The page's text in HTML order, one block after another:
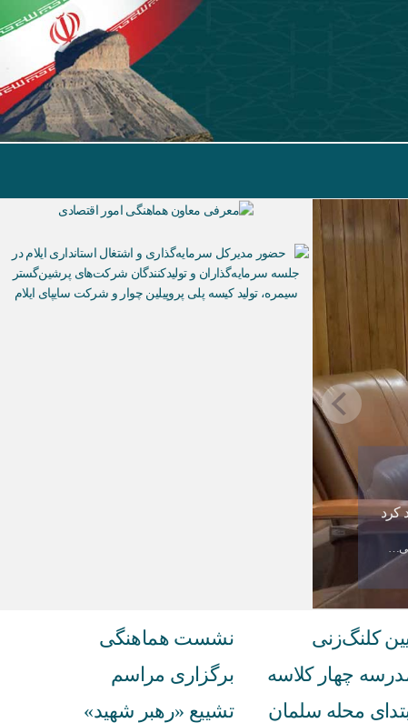
کرد
کلنگ‌زنی
چهار کلاسه
محله سلمان
نشست هماهنگی
برگزاری مراسم
تشییع «رهبر شهید»